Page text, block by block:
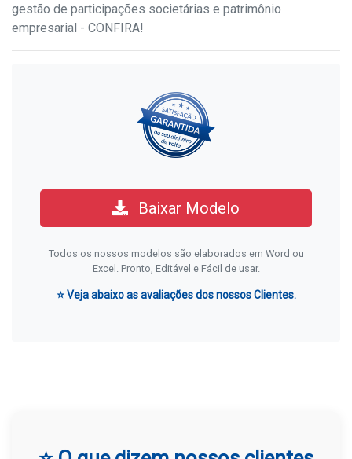
gestão de participações societárias e patrimônio
empresarial - CONFIRA!
Baixar Modelo
Todos os nossos modelos são elaborados em Word ou
Excel. Pronto, Editável e Fácil de usar.
⭐ Veja abaixo as avaliações dos nossos Clientes.